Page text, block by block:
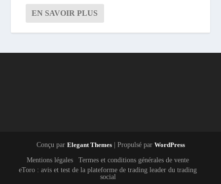
EN SAVOIR PLUS
Conçu par Elegant Themes| Propulsé par WordPress
Mentions légales
Termes et conditions générales de vente
eToro : avis et test de la plateforme de trading leader du trading
social